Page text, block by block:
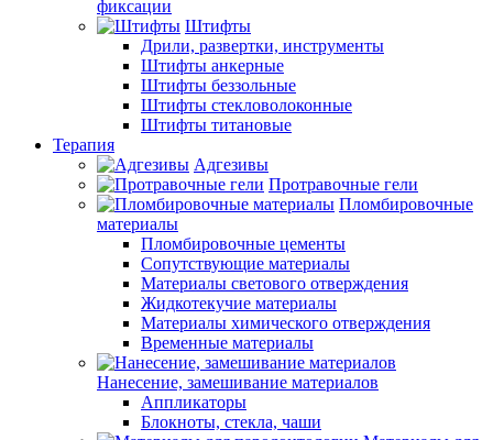
фиксации
Штифты
Дрили, развертки, инструменты
Штифты анкерные
Штифты беззольные
Штифты стекловолоконные
Штифты титановые
Терапия
Адгезивы
Протравочные гели
Пломбировочные
материалы
Пломбировочные цементы
Сопутствующие материалы
Материалы светового отверждения
Жидкотекучие материалы
Материалы химического отверждения
Временные материалы
Нанесение, замешивание материалов
Аппликаторы
Блокноты, стекла, чаши